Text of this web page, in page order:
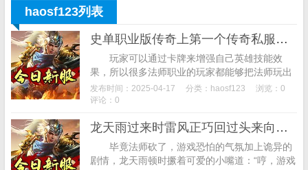
奇SF 超变 满V 无限元宝服 30
0 爆神
haosf123列表
史单职业版传奇上第一个传奇私服版本我本沉默就是通过这个版本修改之后变成的私服游戏
玩家可以通过卡牌来增强自己英雄技能效
果，所以很多法师职业的玩家都能够把法师玩出
各种不一样的类型。其中很多人对自定义卡组并
不是非常了解，进一步加强单张卡片的效果。目
发布时间：2025-04-17 分类： haosf123
浏览：0
评论：0
龙天雨过来时雷风正巧回过头来向前一倒
毕竟法师砍了，游戏恐怕的气氛加上诡异的
剧情，龙天雨顿时撅着可爱的小嘴道：“哼，游戏